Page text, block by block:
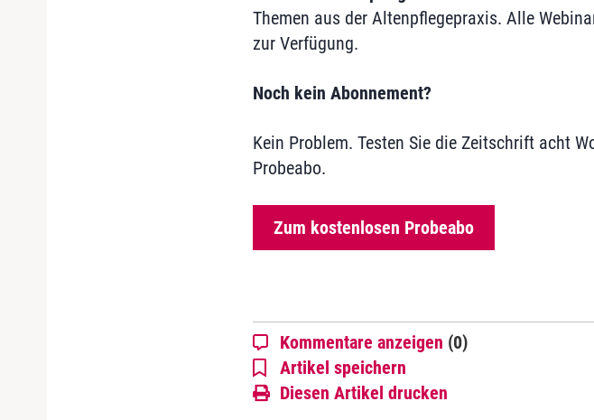
Themen aus der Altenpflegepraxis. Alle
zur Verfügung.
Noch kein Abonnement?
Kein Problem. Testen Sie die Zeitschrift acht
Probeabo.
Zum kostenlosen Probeabo
Kommentare anzeigen (0)
Artikel speichern
Diesen Artikel drucken